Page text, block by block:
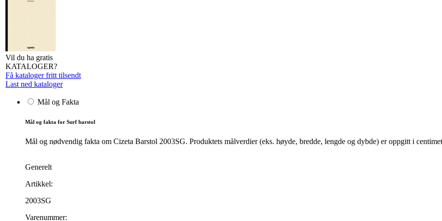
Vil du ha gratis
KATALOGER?
Få kataloger fritt tilsendt
Last ned kataloger
Mål og Fakta
Mål og fakta for Surf barstol
Mål og nødvendig fakta om Cizeta Barstol 2003SG. Produktets målverdier (eks. høyde, bredde, lengde og dybde) er oppgitt i
Generelt
Artikkel:
2003SG
Varenummer: